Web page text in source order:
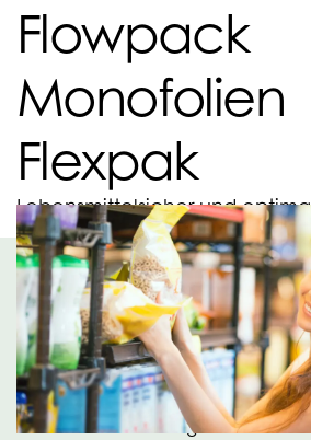
Flowpack
Monofolien
Flexpak
Lebensmittelsicher und
Lebensmittelsicher
optimale
Als Grundmaterial können
z. B. LDPE- und BOPP-Folie,
Qualitäten sind sehr gut für die